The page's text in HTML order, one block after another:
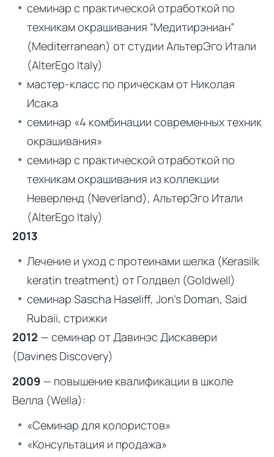
семинар с практической отработкой по
техникам окрашивания “Медитирэниан”
(Mediterranean) от студии АльтерЭго Итали
(AlterEgo Italy)
мастер-класс по прическам от Николая
Исака
семинар «4 комбинации современных техник
окрашивания»
семинар с практической отработкой по
техникам окрашивания из коллекции
Неверленд (Neverland), АльтерЭго Итали
(AlterEgo Italy)
2013
Лечение и уход с протеинами шелка (Kerasilk
keratin treatment) от Голдвел (Goldwell)
семинар Sascha Haseliff, Jon’s Doman, Said
Rubaii, стрижки
2012 — семинар от Давинэс Дискавери
(Davines Discovery)
2009 — повышение квалификации в школе
Велла (Wella):
«Семинар для колористов»
«Консультация и продажа»